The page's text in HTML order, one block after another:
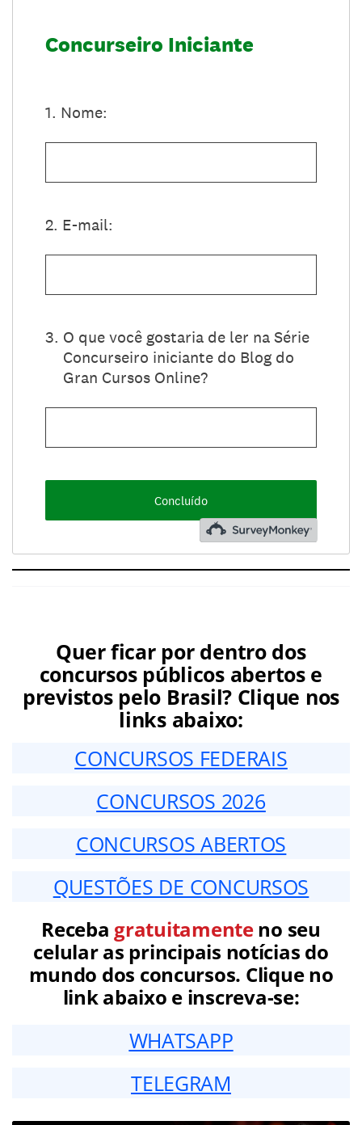
Quer ficar por dentro dos
concursos públicos abertos e
previstos pelo Brasil? Clique nos
links abaixo:
CONCURSOS FEDERAIS
CONCURSOS 2026
CONCURSOS ABERTOS
QUESTÕES DE CONCURSOS
Receba gratuitamenteno seu
celular as principais notícias do
mundo dos concursos. Clique no
link abaixo e inscreva-se:
WHATSAPP
TELEGRAM